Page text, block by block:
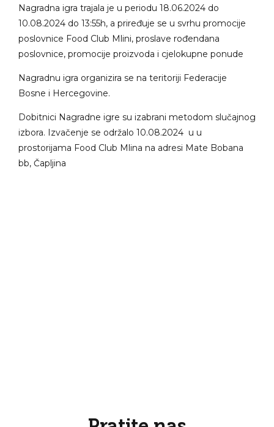
Nagradna igra trajala je u periodu 18.06.2024 do
10.08.2024 do 13:55h, a priređuje se u svrhu promocije
poslovnice Food Club Mlini, proslave rođendana
poslovnice, promocije proizvoda i cjelokupne ponude
Nagradnu igra organizira se na teritoriji Federacije
Bosne i Hercegovine.
Dobitnici Nagradne igre su izabrani metodom slučajnog
izbora. Izvačenje se održalo 10.08.2024 u u
prostorijama Food Club Mlina na adresi Mate Bobana
bb, Čapljina